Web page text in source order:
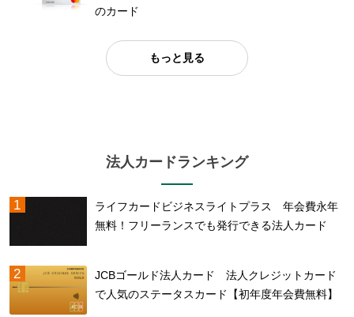
のカード
もっと見る
法人カードランキング
ライフカードビジネスライトプラス 年会費永年
無料！フリーランスでも発行できる法人カード
JCBゴールド法人カード 法人クレジットカード
で人気のステータスカード【初年度年会費無料】